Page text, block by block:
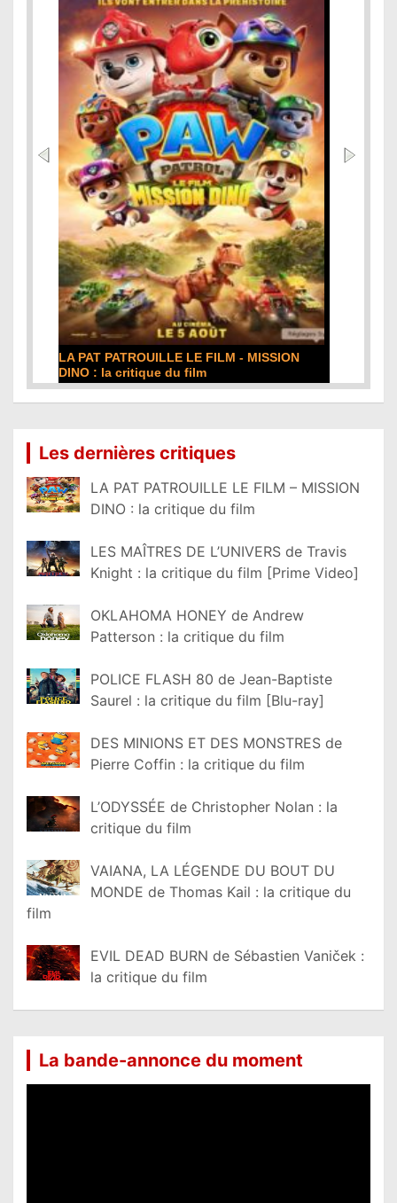
LA PAT PATROUILLE LE FILM - MISSION
DINO : la critique du film
Les dernières critiques
LA PAT PATROUILLE LE FILM – MISSION
DINO : la critique du film
LES MAÎTRES DE L’UNIVERS de Travis
Knight : la critique du film [Prime Video]
OKLAHOMA HONEY de Andrew
Patterson : la critique du film
POLICE FLASH 80 de Jean-Baptiste
Saurel : la critique du film [Blu-ray]
DES MINIONS ET DES MONSTRES de
Pierre Coffin : la critique du film
L’ODYSSÉE de Christopher Nolan : la
critique du film
VAIANA, LA LÉGENDE DU BOUT DU
MONDE de Thomas Kail : la critique du
film
EVIL DEAD BURN de Sébastien Vaniček :
la critique du film
La bande-annonce du moment